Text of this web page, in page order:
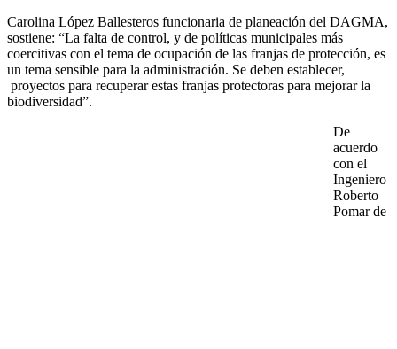
Carolina López Ballesteros funcionaria de planeación del DAGMA,
sostiene: “La falta de control, y de políticas municipales más
coercitivas con el tema de ocupación de las franjas de protección, es
un tema sensible para la administración. Se deben establecer,
proyectos para recuperar estas franjas protectoras para mejorar la
biodiversidad”.
De
acuerdo
con el
Ingeniero
Roberto
Pomar de